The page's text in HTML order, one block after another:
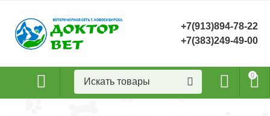
+7(913)894-78-22
+7(383)249-49-00
0